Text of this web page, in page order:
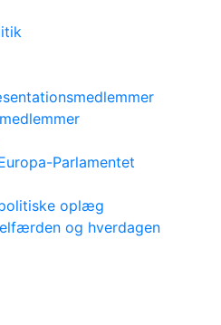
Parlamentet
oplæg
og hverdagen